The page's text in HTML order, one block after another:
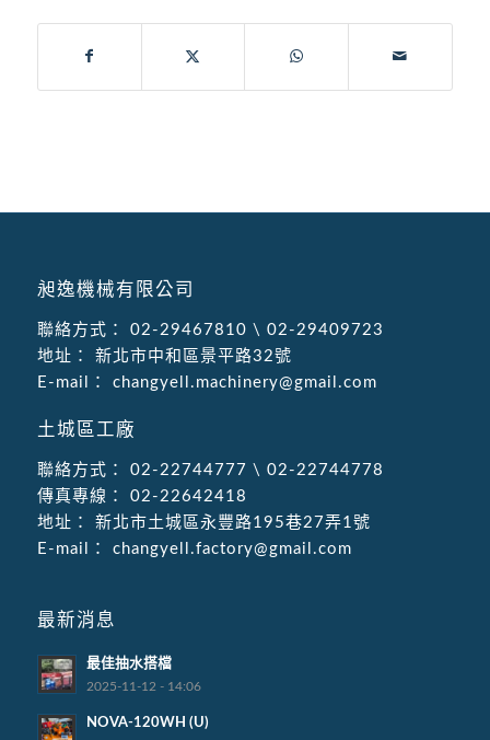
昶逸機械有限公司
聯絡方式： 02-29467810 \ 02-29409723
地址：
新北市中和區景平路32號
E-mail：
changyell.machinery@gmail.com
土城區工廠
聯絡方式： 02-22744777 \ 02-22744778
傳真專線：
02-22642418
地址：
新北市土城區永豐路195巷27弄1號
E-mail：
changyell.factory@gmail.com
最新消息
最佳抽水搭檔
2025-11-12 - 14:06
NOVA-120WH (U)